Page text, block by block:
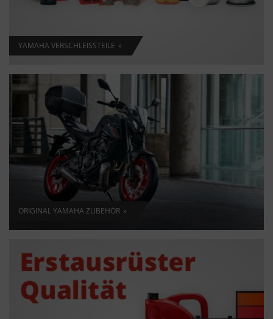
YAMAHA VERSCHLEISSTEILE
ORIGINAL YAMAHA ZUBEHÖR